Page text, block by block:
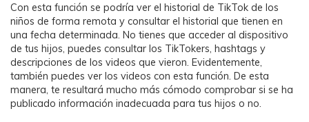
Con esta función se podría ver el historial de TikTok de los
niños de forma remota y consultar el historial que tienen en
una fecha determinada. No tienes que acceder al dispositivo
de tus hijos, puedes consultar los TikTokers, hashtags y
descripciones de los videos que vieron. Evidentemente,
también puedes ver los videos con esta función. De esta
manera, te resultará mucho más cómodo comprobar si se ha
publicado información inadecuada para tus hijos o no.